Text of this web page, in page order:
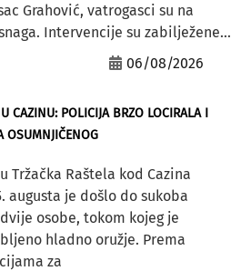
Grahović, vatrogasci su na
Intervencije su zabilježene...
06/08/2026
CAZINU: POLICIJA BRZO LOCIRALA I
OSUMNJIČENOG
Tržačka Raštela kod Cazina
augusta je došlo do sukoba
osobe, tokom kojeg je
hladno oružje. Prema
za